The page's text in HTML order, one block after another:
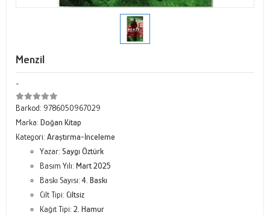
Menzil
-
Barkod: 9786050967029
Marka: Doğan Kitap
Kategori: Araştırma-İnceleme
Yazar: Saygı Öztürk
Basım Yılı: Mart 2025
Baskı Sayısı:4. Baskı
Cilt Tipi: Ciltsiz
Kağıt Tipi: 2. Hamur